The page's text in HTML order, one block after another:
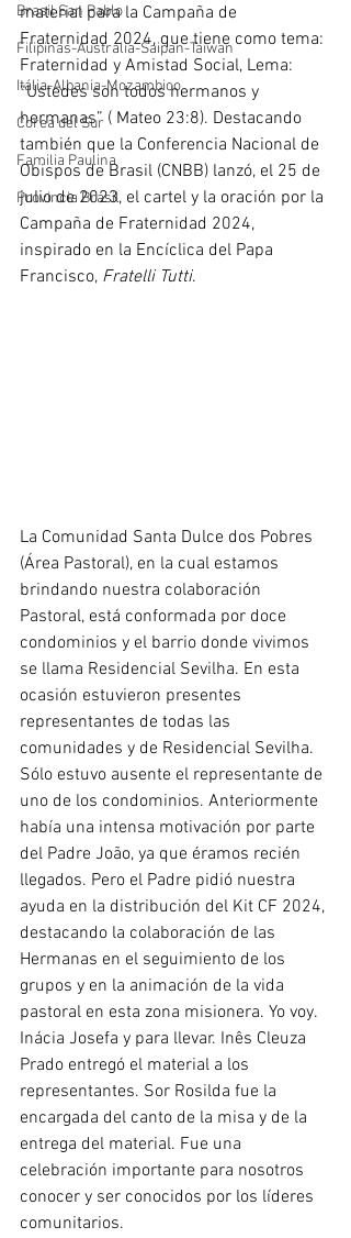
Brasil San Pablo
Filipinas-Australia-Saipan-Taiwan
Itália-Albania-Mozambico
Corea del Sur
Familia Paulina
Provincia Brasil
material para la Campaña de
Fraternidad 2024, que tiene como tema:
Fraternidad y Amistad Social, Lema:
“Ustedes son todos hermanos y
hermanas” ( Mateo 23:8). Destacando
también que la Conferencia Nacional de
Obispos de Brasil (CNBB) lanzó, el 25 de
julio de 2023, el cartel y la oración por la
Campaña de Fraternidad 2024,
inspirado en la Encíclica del Papa
Francisco, Fratelli Tutti.
La Comunidad Santa Dulce dos Pobres
(Área Pastoral), en la cual estamos
brindando nuestra colaboración
Pastoral, está conformada por doce
condominios y el barrio donde vivimos
se llama Residencial Sevilha. En esta
ocasión estuvieron presentes
representantes de todas las
comunidades y de Residencial Sevilha.
Sólo estuvo ausente el representante de
uno de los condominios. Anteriormente
había una intensa motivación por parte
del Padre João, ya que éramos recién
llegados. Pero el Padre pidió nuestra
ayuda en la distribución del Kit CF 2024,
destacando la colaboración de las
Hermanas en el seguimiento de los
grupos y en la animación de la vida
pastoral en esta zona misionera. Yo voy.
Inácia Josefa y para llevar. Inês Cleuza
Prado entregó el material a los
representantes. Sor Rosilda fue la
encargada del canto de la misa y de la
entrega del material. Fue una
celebración importante para nosotros
conocer y ser conocidos por los líderes
comunitarios.